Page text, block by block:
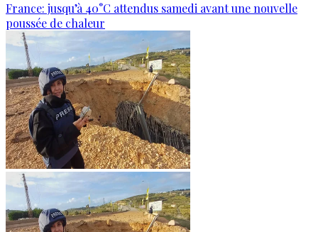
France: jusqu’à 40°C attendus samedi avant une nouvelle
poussée de chaleur